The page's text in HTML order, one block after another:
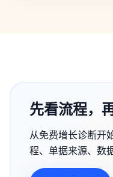
先看流程，
从免费增长诊断开
程、单据来源、数